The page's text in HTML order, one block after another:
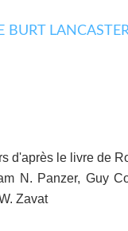
d'après le livre de
N. Panzer, Guy
Zavat